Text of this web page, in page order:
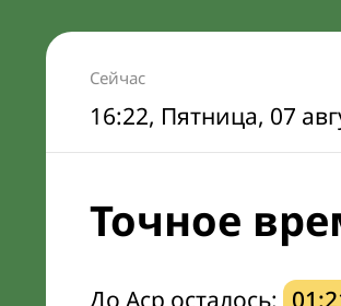
Сейчас
16:22, Пятница, 07
Точное
До Аср осталось: